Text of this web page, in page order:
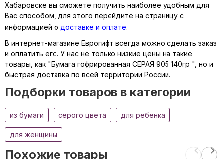
Хабаровске вы сможете получить наиболее удобным для
Вас способом, для этого перейдите на страницу с
информацией о доставке и оплате.
В интернет-магазине Еврогифт всегда можно сделать заказ
и оплатить его. У нас не только низкие цены на такие
товары, как "Бумага гофрированная СЕРАЯ 905 140гр ", но и
быстрая доставка по всей территории России.
Подборки товаров в категории
из бумаги серого цвета для ребенка
для женщины
Похожие товары